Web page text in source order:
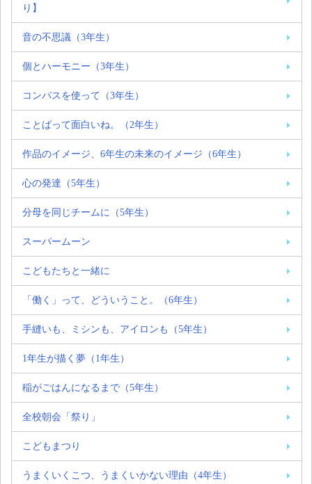
り】
音の不思議（3年生）
個とハーモニー（3年生）
コンパスを使って（3年生）
ことばって面白いね。（2年生）
作品のイメージ、6年生の未来のイメージ（6年生）
心の発達（5年生）
分母を同じチームに（5年生）
スーパームーン
こどもたちと一緒に
「働く」って、どういうこと。（6年生）
手縫いも、ミシンも、アイロンも（5年生）
1年生が描く夢（1年生）
稲がごはんになるまで（5年生）
全校朝会「祭り」
こどもまつり
うまくいくこつ、うまくいかない理由（4年生）